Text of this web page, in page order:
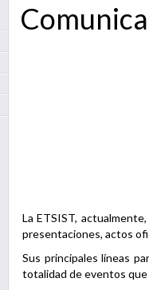
La ETSIST,
presentaciones, actos
Sus principales líneas
totalidad de eventos